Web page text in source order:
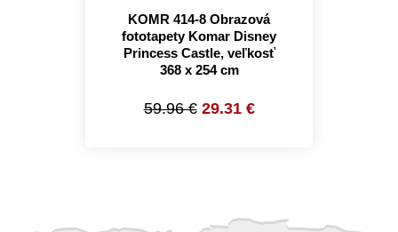
KOMR 414-8 Obrazová
fototapety Komar Disney
Princess Castle, veľkosť
368 x 254 cm
59.96 € 29.31 €